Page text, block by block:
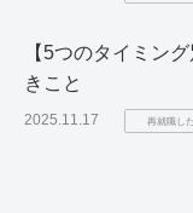
【5つのタイミン
きこと
2025.11.17 再就職した